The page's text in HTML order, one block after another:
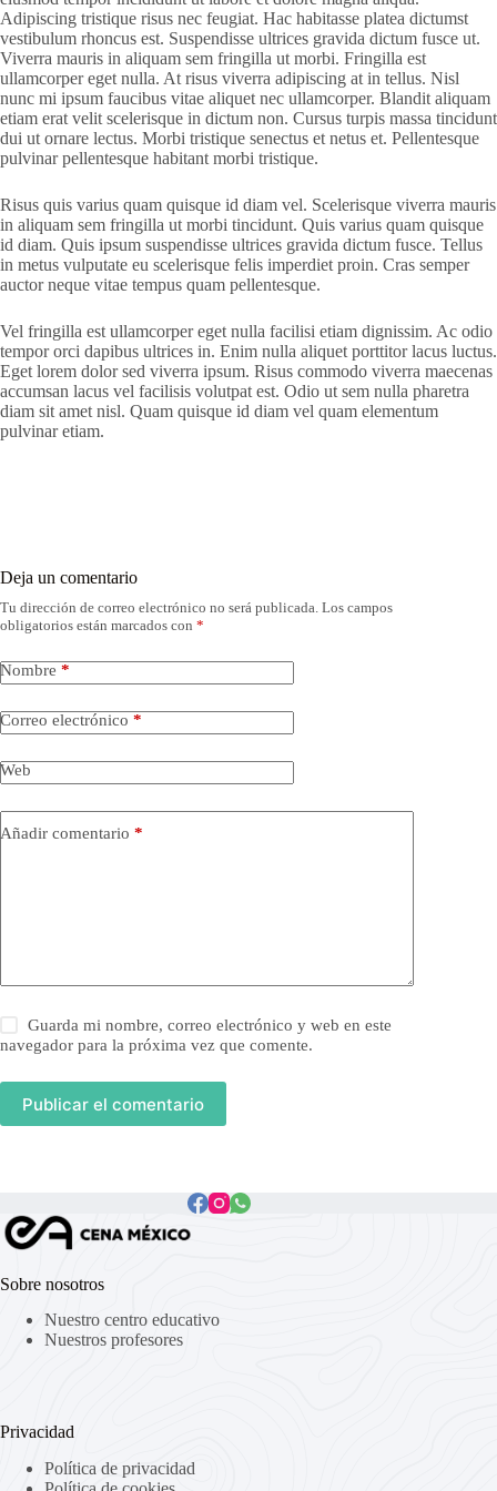
Adipiscing tristique risus nec feugiat. Hac habitasse platea dictumst
vestibulum rhoncus est. Suspendisse ultrices gravida dictum fusce ut.
Viverra mauris in aliquam sem fringilla ut morbi. Fringilla est
ullamcorper eget nulla. At risus viverra adipiscing at in tellus. Nisl
nunc mi ipsum faucibus vitae aliquet nec ullamcorper. Blandit aliquam
etiam erat velit scelerisque in dictum non. Cursus turpis massa tincidunt
dui ut ornare lectus. Morbi tristique senectus et netus et. Pellentesque
pulvinar pellentesque habitant morbi tristique.
Risus quis varius quam quisque id diam vel. Scelerisque viverra mauris
in aliquam sem fringilla ut morbi tincidunt. Quis varius quam quisque
id diam. Quis ipsum suspendisse ultrices gravida dictum fusce. Tellus
in metus vulputate eu scelerisque felis imperdiet proin. Cras semper
auctor neque vitae tempus quam pellentesque.
Vel fringilla est ullamcorper eget nulla facilisi etiam dignissim. Ac odio
tempor orci dapibus ultrices in. Enim nulla aliquet porttitor lacus luctus.
Eget lorem dolor sed viverra ipsum. Risus commodo viverra maecenas
accumsan lacus vel facilisis volutpat est. Odio ut sem nulla pharetra
diam sit amet nisl. Quam quisque id diam vel quam elementum
pulvinar etiam.
Deja un comentario
Tu dirección de correo electrónico no será publicada. Los campos
obligatorios están marcados con *
Nombre *
Correo electrónico *
Web
Añadir comentario *
Guarda mi nombre, correo electrónico y web en este
navegador para la próxima vez que comente.
Publicar el comentario
Sobre nosotros
Nuestro centro educativo
Nuestros profesores
Privacidad
Política de privacidad